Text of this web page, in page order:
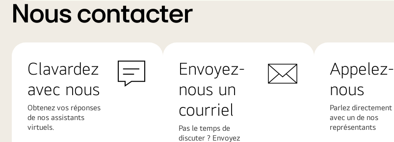
Nous contacter
Clavardez
avec nous
Obtenez vos réponses
de nos assistants
virtuels.
Envoyez-
nous un
courriel
Pas le temps de
discuter ? Envoyez
Appelez-
nous
Parlez directement
avec un de nos
représentants